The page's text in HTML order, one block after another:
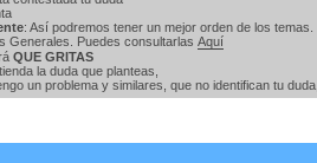
: Así podremos tener un mejor orden de los temas.
Generales. Puedes consultarlas Aquí
QUE GRITAS
la duda que planteas,
un problema y similares, que no identifican tu duda,